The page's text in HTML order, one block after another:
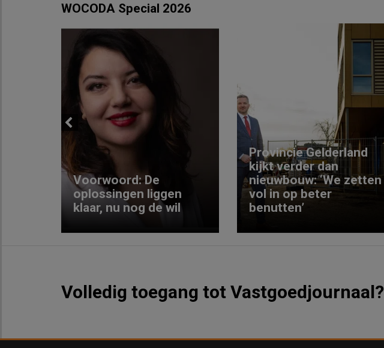
WOCODA Special 2026
Previous
Voorwoord: De
oplossingen liggen
klaar, nu nog de wil
Provincie Gelderland
kijkt verder dan
nieuwbouw: ‘We zetten
vol in op beter
benutten’
Volledig toegang tot Vastgoedjournaal?